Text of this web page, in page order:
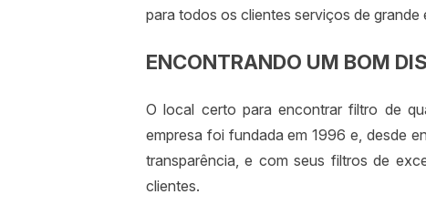
para todos os clientes serviços de grande
ENCONTRANDO UM BOM
O local certo para encontrar filtro de
empresa foi fundada em 1996 e, desde
transparência, e com seus filtros de
clientes.